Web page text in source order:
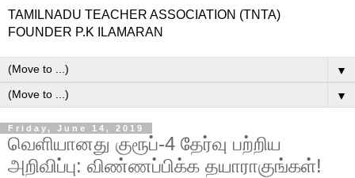
TAMILNADU TEACHER ASSOCIATION (TNTA)
FOUNDER P.K ILAMARAN
▼
▼
Friday, June 14, 2019
வெளியானது குரூப்-4 தேர்வு பற்றிய
அறிவிப்பு: விண்ணப்பிக்க தயாராகுங்கள்!